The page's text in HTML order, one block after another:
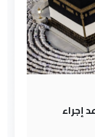
إجراء